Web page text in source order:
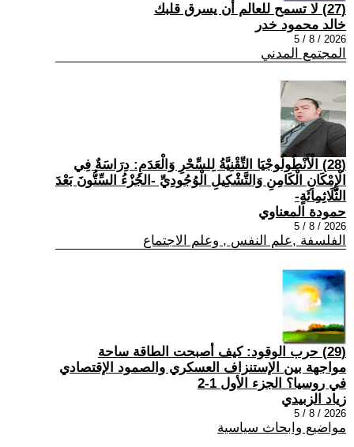
(27) لا تسمح للعالم أن يسرق قلبك
خالد محمود خدر
2026 / 8 / 5
المجتمع المدني
(28) الْأَنْطُولُوجْيَا التِّقْنِيَّةُ لِلسِّحْرِ وَالْعَدَمِ: دِرَاسَةٌ فِي
الْإِمْكَانِ الْكَامِنِ وَالتَّشْكِيلِ الْوُجُودِيِّ -الجُزْءُ السِّتُّونَ بَعْدَ
الثَّلَاثِمِائَةٍ-
حمودة المعناوي
2026 / 8 / 5
الفلسفة ,علم النفس , وعلم الاجتماع
(29) حرب الوقود: كيف أصبحت الطاقة ساحة
مواجهة بين الإستنزاف العسكري والصمود الإقتصادي
في روسيا؟ الجزء الأول 1-2
زياد الزبيدي
2026 / 8 / 5
مواضيع وابحاث سياسية